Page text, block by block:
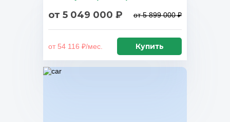
от 5 049 000 ₽ от 5 899 000 ₽
от 54 116 ₽/мес. Купить